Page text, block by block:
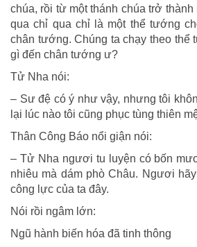
chúa, rồi từ một thánh chúa trở thành
qua chỉ qua chỉ là một thể tướng
chân tướng. Chúng ta chạy theo thể
gì đến chân tướng ư?
Tử Nha nói:
– Sư đệ có ý như vậy, nhưng tôi
lại lúc nào tôi cũng phục tùng thiên
Thân Công Báo nổi giận nói:
– Tử Nha ngươi tu luyện có bốn
nhiêu mà dám phò Châu. Ngươi
công lực của ta đây.
Nói rồi ngâm lớn:
Ngũ hành biến hóa đã tinh thông